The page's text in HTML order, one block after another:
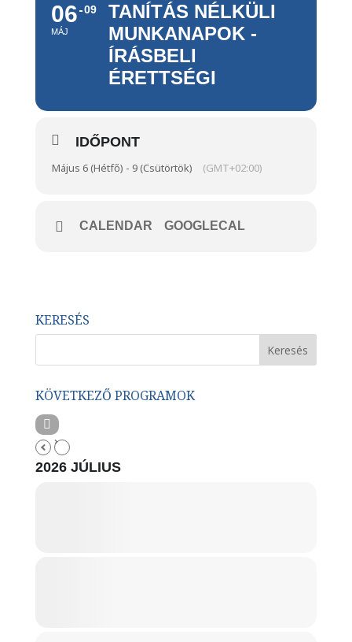
06
MÁJ
09
TANÍTÁS NÉLKÜLI
MUNKANAPOK -
ÍRÁSBELI
ÉRETTSÉGI
IDŐPONT
Május 6 (Hétfő) - 9 (Csütörtök) (GMT+02:00)
CALENDAR GOOGLECAL
KERESÉS
KÖVETKEZŐ PROGRAMOK
2026 JÚLIUS